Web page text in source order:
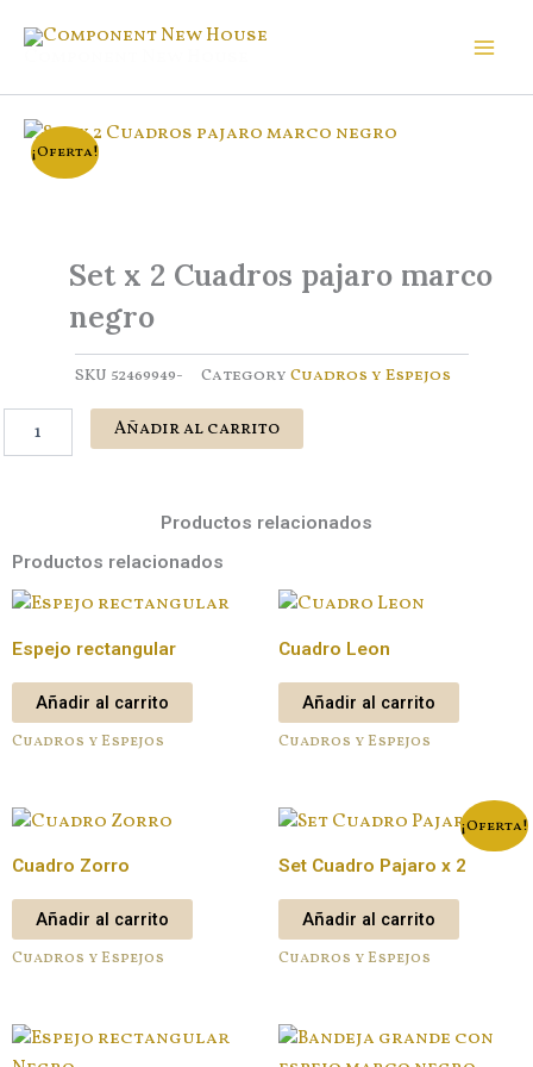
¡Oferta!
Set x 2 Cuadros pajaro marco
negro
SKU 52469949- Category Cuadros y Espejos
negro
cantidad
Añadir al carrito
Productos relacionados
Productos relacionados
Espejo rectangular
Añadir al carrito
Cuadros y Espejos
Cuadro Leon
Añadir al carrito
Cuadros y Espejos
Cuadro Zorro
Añadir al carrito
Cuadros y Espejos
¡Oferta!
Set Cuadro Pajaro x 2
Añadir al carrito
Cuadros y Espejos